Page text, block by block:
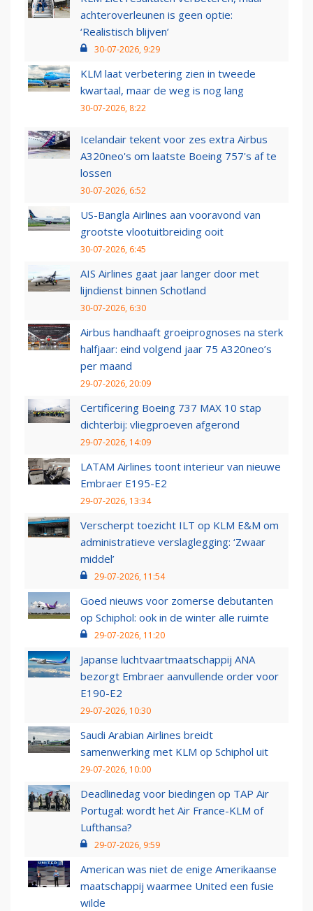
achteroverleunen is geen optie:
‘Realistisch blijven’
30-07-2026, 9:29
KLM laat verbetering zien in tweede
kwartaal, maar de weg is nog lang
30-07-2026, 8:22
Icelandair tekent voor zes extra Airbus
A320neo's om laatste Boeing 757's af te
lossen
30-07-2026, 6:52
US-Bangla Airlines aan vooravond van
grootste vlootuitbreiding ooit
30-07-2026, 6:45
AIS Airlines gaat jaar langer door met
lijndienst binnen Schotland
30-07-2026, 6:30
Airbus handhaaft groeiprognoses na sterk
halfjaar: eind volgend jaar 75 A320neo’s
per maand
29-07-2026, 20:09
Certificering Boeing 737 MAX 10 stap
dichterbij: vliegproeven afgerond
29-07-2026, 14:09
LATAM Airlines toont interieur van nieuwe
Embraer E195-E2
29-07-2026, 13:34
Verscherpt toezicht ILT op KLM E&M om
administratieve verslaglegging: ‘Zwaar
middel’
29-07-2026, 11:54
Goed nieuws voor zomerse debutanten
op Schiphol: ook in de winter alle ruimte
29-07-2026, 11:20
Japanse luchtvaartmaatschappij ANA
bezorgt Embraer aanvullende order voor
E190-E2
29-07-2026, 10:30
Saudi Arabian Airlines breidt
samenwerking met KLM op Schiphol uit
29-07-2026, 10:00
Deadlinedag voor biedingen op TAP Air
Portugal: wordt het Air France-KLM of
Lufthansa?
29-07-2026, 9:59
American was niet de enige Amerikaanse
maatschappij waarmee United een fusie
wilde